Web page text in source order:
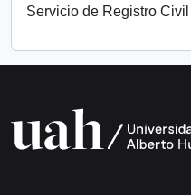
Servicio de Registro